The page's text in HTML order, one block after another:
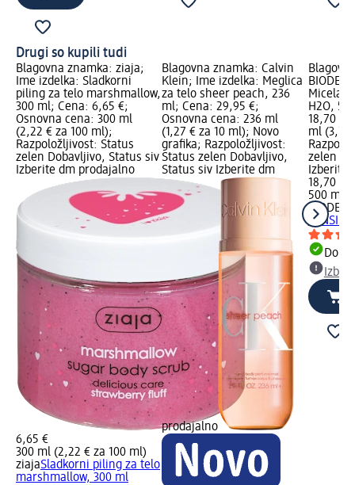
Drugi so kupili tudi
Blagovna znamka: ziaja;
Ime izdelka: Sladkorni
piling za telo marshmallow,
300 ml; Cena: 6,65 €;
Osnovna cena: 300 ml
(2,22 € za 100 ml);
Razpoložljivost: Status
zelen Dobavljivo, Status siv
Izberite dm prodajalno
6,65 €
300 ml (2,22 € za 100 ml)
ziajaSladkorni piling za telo
marshmallow, 300 ml
Blagovna znamka: Calvin
Klein; Ime izdelka: Meglica
za telo sheer peach, 236
ml; Cena: 29,95 €;
Osnovna cena: 236 ml
(1,27 € za 10 ml); Novo
grafika; Razpoložljivost:
Status zelen Dobavljivo,
Status siv Izberite dm
prodajalno
H2O,
18,70 €;
ml (3,74
zelen
Izberite
18,70 €
500 ml